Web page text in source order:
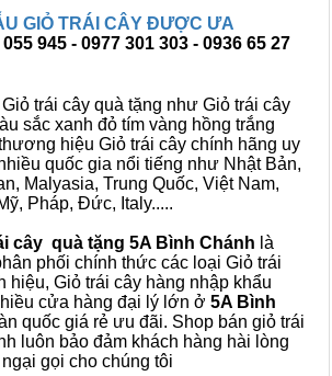
GIỎ TRÁI CÂY ĐƯỢC ƯA
945 - 0977 301 303 - 0936 65 27
trái cây quà tặng như Giỏ trái cây
sắc xanh đỏ tím vàng hồng trắng
hiệu Giỏ trái cây chính hãng uy
quốc gia nổi tiếng như Nhật Bản,
Malyasia, Trung Quốc, Việt Nam,
Pháp, Đức, Italy.....
cây quà tặng 5A Bình Chánh là
phối chính thức các loại Giỏ trái
hiệu, Giỏ trái cây hàng nhập khẩu
cửa hàng đại lý lớn ở 5A Bình
quốc giá rẻ ưu đãi. Shop bán giỏ trái
luôn bảo đảm khách hàng hài lòng
gọi cho chúng tôi